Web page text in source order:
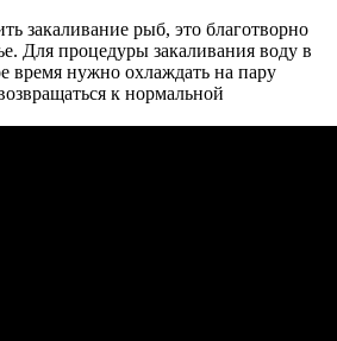
закаливание рыб, это благотворно
Для процедуры закаливания воду в
время нужно охлаждать на пару
к нормальной